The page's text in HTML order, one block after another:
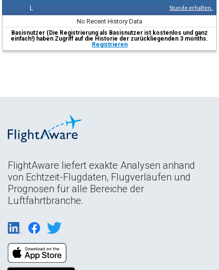
L
Stunde erhalten.
No Recent History Data
Basisnutzer (Die Registrierung als Basisnutzer ist kostenlos und ganz
einfach!) haben Zugriff auf die Historie der zurückliegenden 3 months.
Registrieren
FlightAware liefert exakte Analysen anhand
von Echtzeit-Flugdaten, Flugverläufen und
Prognosen für alle Bereiche der
Luftfahrtbranche.